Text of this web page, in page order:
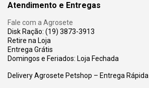
Atendimento e Entregas
Fale com a Agrosete
Disk Ração: (19) 3873-3913
Retire na Loja
Entrega Grátis
Domingos e Feriados: Loja Fechada
Delivery Agrosete Petshop – Entrega Rápida